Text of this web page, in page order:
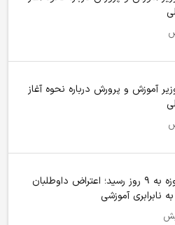
آموزش و پرورش درباره نحوه آغاز
فاصله ۲۰ روزه به ۹ روز رسید؛ اعتراض داوطلبان